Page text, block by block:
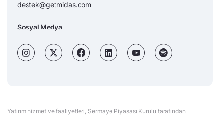
destek@getmidas.com
Sosyal Medya
Yatırım hizmet ve faaliyetleri, Sermaye Piyasası Kurulu tarafından